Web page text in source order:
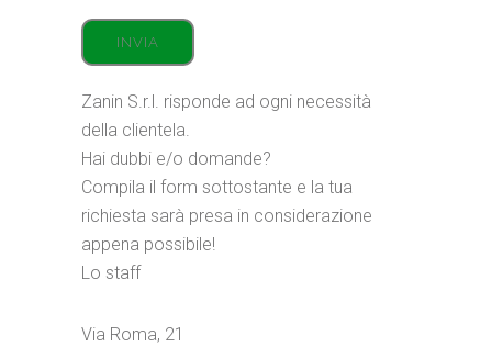
Zanin S.r.l. risponde ad ogni necessità
della clientela.
Hai dubbi e/o domande?
Compila il form sottostante e la tua
richiesta sarà presa in considerazione
appena possibile!
Lo staff
Via Roma, 21